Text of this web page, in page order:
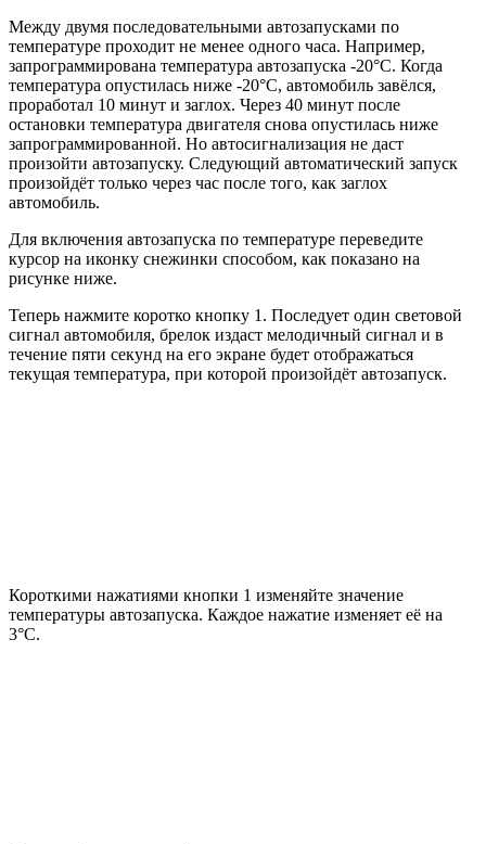
Между двумя последовательными автозапусками по
температуре проходит не менее одного часа. Например,
запрограммирована температура автозапуска -20°С. Когда
температура опустилась ниже -20°С, автомобиль завёлся,
проработал 10 минут и заглох. Через 40 минут после
остановки температура двигателя снова опустилась ниже
запрограммированной. Но автосигнализация не даст
произойти автозапуску. Следующий автоматический запуск
произойдёт только через час после того, как заглох
автомобиль.
Для включения автозапуска по температуре переведите
курсор на иконку снежинки способом, как показано на
рисунке ниже.
Теперь нажмите коротко кнопку 1. Последует один световой
сигнал автомобиля, брелок издаст мелодичный сигнал и в
течение пяти секунд на его экране будет отображаться
текущая температура, при которой произойдёт автозапуск.
Короткими нажатиями кнопки 1 изменяйте значение
температуры автозапуска. Каждое нажатие изменяет её на
3°С.